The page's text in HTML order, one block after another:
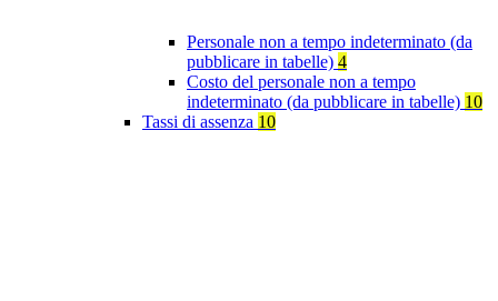
Personale non a tempo indeterminato (da
pubblicare in tabelle) 4
Costo del personale non a tempo
indeterminato (da pubblicare in tabelle) 10
Tassi di assenza 10